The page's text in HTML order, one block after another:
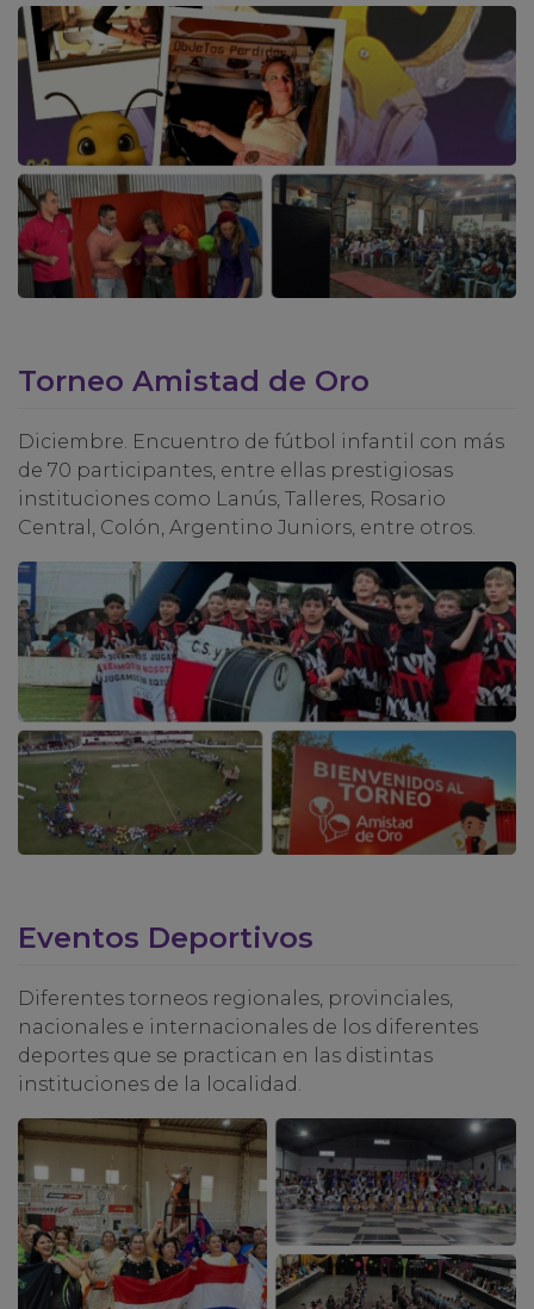
Torneo Amistad de Oro
Diciembre. Encuentro de fútbol infantil con más
de 70 participantes, entre ellas prestigiosas
instituciones como Lanús, Talleres, Rosario
Central, Colón, Argentino Juniors, entre otros.
Eventos Deportivos
Diferentes torneos regionales, provinciales,
nacionales e internacionales de los diferentes
deportes que se practican en las distintas
instituciones de la localidad.